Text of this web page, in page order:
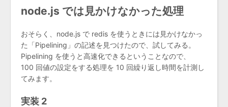
node.js では見かけなかった処理
おそらく、node.js で redis を使うときには見かけなかっ
た「Pipelining」の記述を見つけたので、試してみる。
Pipelining を使うと高速化できるということなので、
100 回値の設定をする処理を 10 回繰り返し時間を計測し
てみます。
実装 2